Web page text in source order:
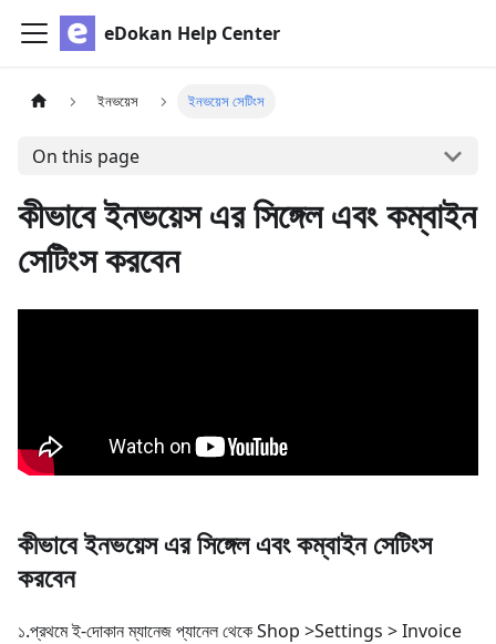
eDokan Help Center
ইনভয়েস ইনভয়েস সেটিংস
On this page
কীভাবে ইনভয়েস এর সিঙ্গেল এবং কম্বাইন
সেটিংস করবেন
কীভাবে ইনভয়েস এর সিঙ্গেল এবং কম্বাইন সেটিংস
করবেন
১.প্রথমে ই-দোকান ম্যানেজ প্যানেল থেকে Shop >Settings > Invoice